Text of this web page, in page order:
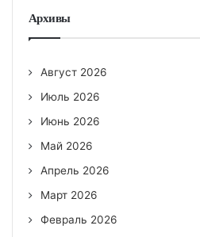
Архивы
Август 2026
Июль 2026
Июнь 2026
Май 2026
Апрель 2026
Март 2026
Февраль 2026